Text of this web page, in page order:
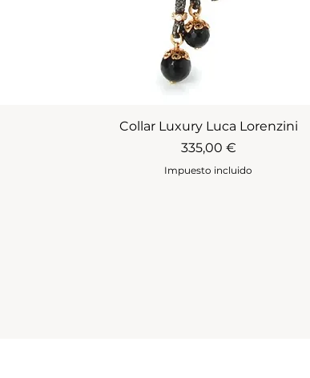
Collar Luxury Luca Lorenzini
Precio
335,00 €
Impuesto incluido